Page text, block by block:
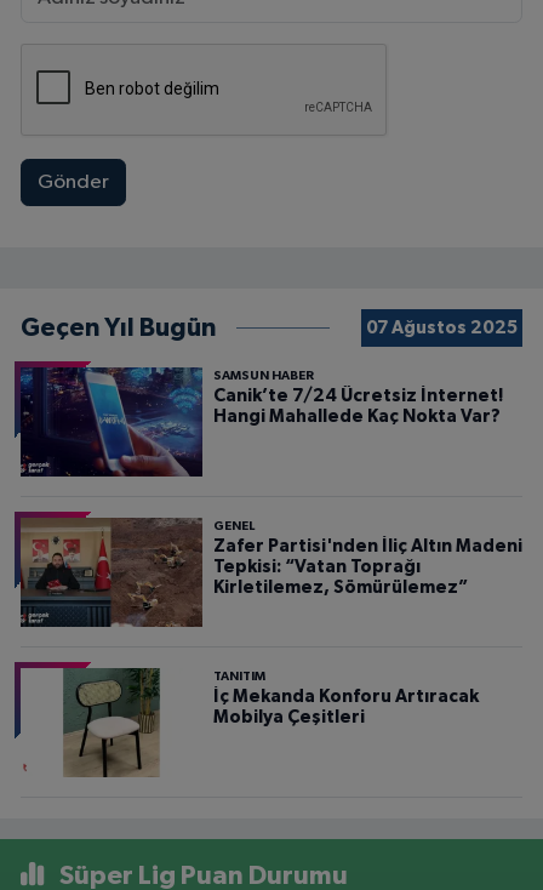
Gönder
Geçen Yıl Bugün 07 Ağustos 2025
SAMSUN HABER
Canik’te 7/24 Ücretsiz İnternet!
Hangi Mahallede Kaç Nokta Var?
GENEL
Zafer Partisi'nden İliç Altın Madeni
Tepkisi: “Vatan Toprağı
Kirletilemez, Sömürülemez”
TANITIM
İç Mekanda Konforu Artıracak
Mobilya Çeşitleri
Süper Lig Puan Durumu